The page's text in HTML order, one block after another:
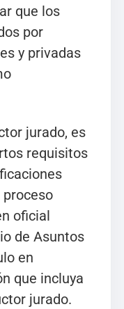
que los
por
y privadas
jurado, es
requisitos
proceso
oficial
de Asuntos
en
que incluya
jurado.